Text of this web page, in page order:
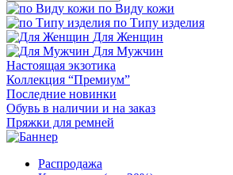
по Виду кожи
по Типу изделия
Для Женщин
Для Мужчин
Настоящая экзотика
Коллекция “Премиум”
Последние новинки
Обувь в наличии и на заказ
Пряжки для ремней
Распродажа